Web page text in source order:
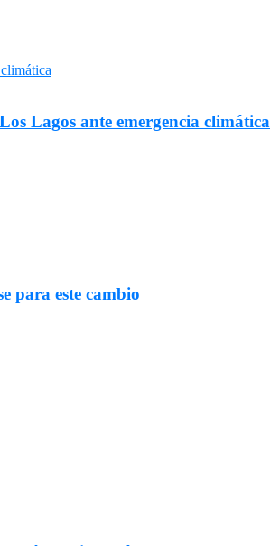
Lagos ante emergencia climática
para este cambio